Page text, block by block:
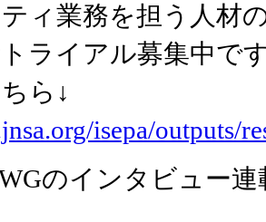
ティ業務を担う人材
ライアル募集中で
ら↓
isepa/outputs/
のインタビュー